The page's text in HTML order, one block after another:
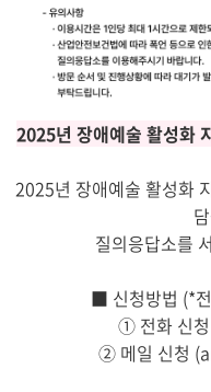
2025년 장애예술 활성화
2025년 장애예술 활성화
질의응답소를
■ 신청방법 (*
① 전화 신
② 메일 신청